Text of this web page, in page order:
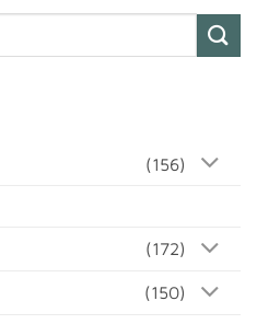
(156)
(172)
(150)